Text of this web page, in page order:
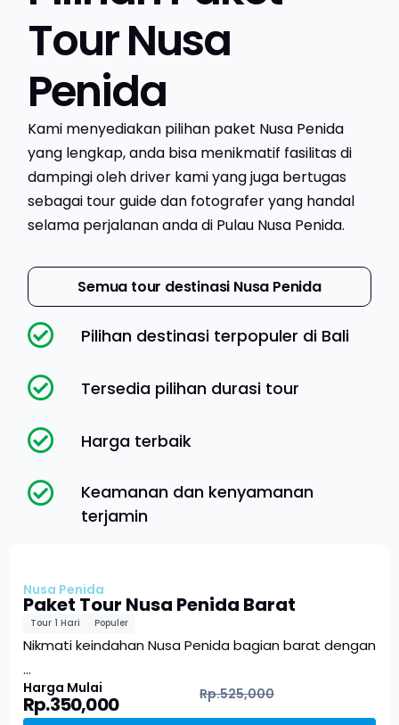
Tour Nusa
Penida
Kami menyediakan pilihan paket Nusa Penida
yang lengkap, anda bisa menikmatif fasilitas di
dampingi oleh driver kami yang juga bertugas
sebagai tour guide dan fotografer yang handal
selama perjalanan anda di Pulau Nusa Penida.
Semua tour destinasi Nusa Penida
Pilihan destinasi terpopuler di Bali
Tersedia pilihan durasi tour
Harga terbaik
Keamanan dan kenyamanan
terjamin
Nusa Penida
Paket Tour Nusa Penida Barat
Tour 1 Hari Populer
Nikmati keindahan Nusa Penida bagian barat dengan
…
Harga Mulai
Rp.350,000 Rp.525,000